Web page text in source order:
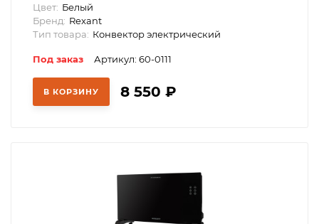
Цвет: Белый
Бренд: Rexant
Тип товара: Конвектор электрический
Под заказ Артикул: 60-0111
В КОРЗИНУ 8 550 ₽